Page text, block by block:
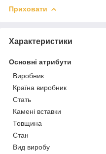
Приховати
Характеристики
Основні атрибути
Виробник
Країна виробник
Стать
Камені вставки
Товщина
Стан
Вид виробу